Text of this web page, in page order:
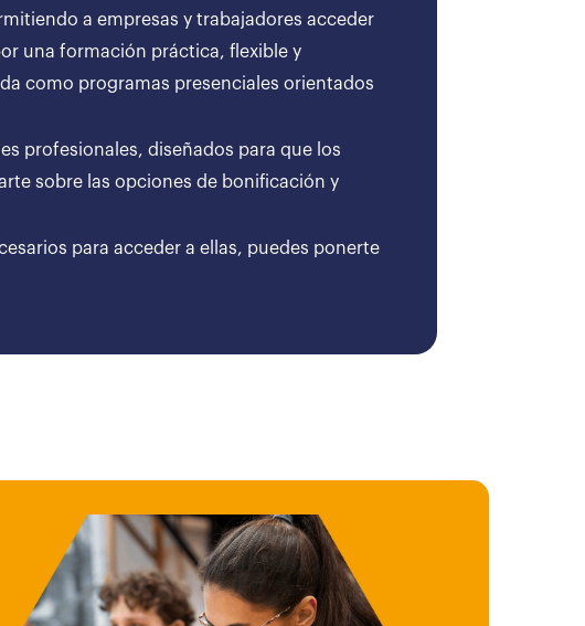
a empresas y trabajadores acceder
una formación práctica, flexible y
como programas presenciales orientados
profesionales, diseñados para que los
sobre las opciones de bonificación y
para acceder a ellas, puedes ponerte